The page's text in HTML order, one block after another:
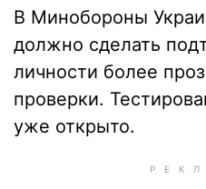
В Минобороны
должно сделать
личности более
проверки.
уже открыто.